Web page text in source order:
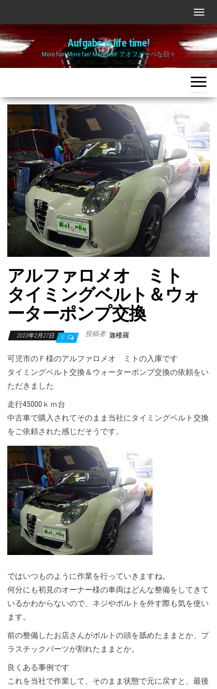
the
content
ナ
ビ
ゲ
ー
シ
ョ
ン
り
替
え
Aufgabe is life time!
More fun! More fan! More feel! アオフガーベな日々
アルファロメオ ミト
タイミングベルト＆ウォ
ーターポンプ交換
2023年2月27日 0 投稿者: 迦楼羅
可児市のＦ様のアルファロメオ ミトの入庫です
タイミングベルト交換＆ウォーターポンプ交換の依頼をい
ただきました
走行45000ｋｍ台
中古車で購入されてそのまま当社にタイミングベルト交換
をご依頼された感じだそうです。
ではいつものように作業を行っていきますね。
何分にも初見のオーナー様の車両はどんな整備をしてきて
いるかわからないので、ネジやボルトを外す際も気を使い
ます。
前の整備したお店さんがボルトの頭を舐めたままとか、プ
ラスチックパーツが割れたままとか。
良くある事例です
これを当社で作業して、そのまま状態で元に戻すと、最後